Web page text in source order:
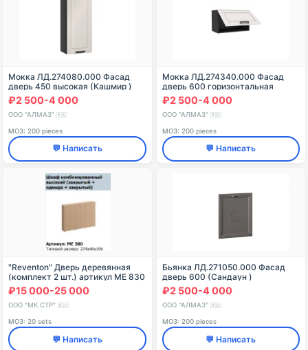
Мокка ЛД.274080.000 Фасад
дверь 450 высокая (Кашмир )
₽2 500-4 000
ООО "АЛМАЗ" 🇷🇺
МОЗ: 200 pieces
💬 Написать
Мокка ЛД.274340.000 Фасад
дверь 600 горизонтальная
(Кашмир )
₽2 500-4 000
ООО "АЛМАЗ" 🇷🇺
МОЗ: 200 pieces
💬 Написать
"Reventon" Дверь деревянная
(комплект 2 шт.) артикул МЕ 830
₽15 000-25 000
ООО "МК СТР" 🇷🇺
МОЗ: 20 sets
💬 Написать
Бьянка ЛД.271050.000 Фасад
дверь 600 (Сандаун )
₽2 500-4 000
ООО "АЛМАЗ" 🇷🇺
МОЗ: 200 pieces
💬 Написать